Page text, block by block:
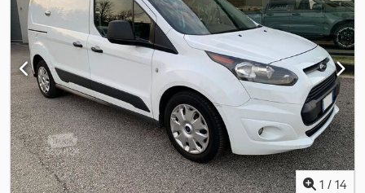
Chauffage électrique 5000W, direction assistée, feux LED avant
et arrière, frein régénératif, portes avec rétroviseurs électriques
réglables et rabattables, lève-vitres électriques, protection du
soubassement, attelage à boule capacité de remorquage freinée
: 1 700 kg (conforme à la réglementation routière allemande -
StVZO). Coffre à outils et de transport derrière la cabine. Radio
avec MP3 et Bluetooth, gyrophare LED, siège conducteur
chauffant, commandes des fonctions du véhicule en cabine.
Benne courte avec 3 ridelles latérales en aluminium rabattables,
rehausses grillagées pour véhicules combinés. Plus de détails sur
demande. Localisation : 93095 Hagelstadt. Dwedjqk N D Aepfx1 / 14